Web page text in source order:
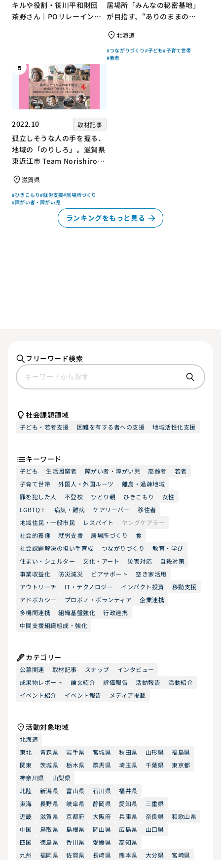
キルや役割・笹川平和財団
茶野さん｜POリレーインタ
居場所「みんなの秘密基地」
が目指す、“ありのままの自
ィづくり
北海道
#つながりづくり #子ども#子育て世帯
#若者
5
2022.10 取材記事
孤立しそうな人の手を握る、
地域の「のりしろ」。滋賀県
東近江市 Team Norishiroの
滋賀県
#ひきこもり#就労支援#居場所づくり
#障がい者・障がい児
ランキングをもっと見る
フリーワード検索
社会課題領域
子ども・若者支援 困難を有する者への支援 地域活性化支援
キーワード
子ども 生活困窮者 障がい者・障がい児 高齢者
若者
子育て世帯
外国人・外国ルーツ
離島・過疎地域
罪を犯した人
不登校 ひとり親 ひきこもり
女性
LGBTQ＋
病気・難病 ケアリーバー
移住者
地域住民・一般市民
レスパイト
ヤングケアラー
社会的養護
就労支援 居場所づくり
食
社会課題解決の担い手育成
つながりづくり
教育・学び
住まい・シェルター
文化・アート 災害対応
自殺対策
事業収益化
防災減災 ピアサポート
空き家活用
アウトリーチ
IT・テクノロジー インパクト投資
移動支援
アドボカシー
プロボノ・ボランティア
企業連携
多機関連携
組織基盤強化
行政連携
中間支援組織組成・強化
カテゴリー
公募関連 取材記事 スナップ
インタビュー
成果物レポート
論文紹介 評価報告 活動報告
活動紹介
イベント紹介
イベント報告 メディア掲載
活動対象地域
北海道
東北
青森県 岩手県 宮城県 秋田県 山形県
福島県
関東
茨城県 栃木県 群馬県 埼玉県 千葉県
東京都
神奈川県
山梨県
北陸
新潟県 富山県 石川県
福井県
東海
長野県 岐阜県 静岡県 愛知県
三重県
近畿
滋賀県 京都府 大阪府 兵庫県 奈良県
和歌山県
中国
鳥取県 島根県 岡山県 広島県
山口県
四国
徳島県 香川県 愛媛県
高知県
九州
福岡県 佐賀県 長崎県 熊本県 大分県
宮崎県